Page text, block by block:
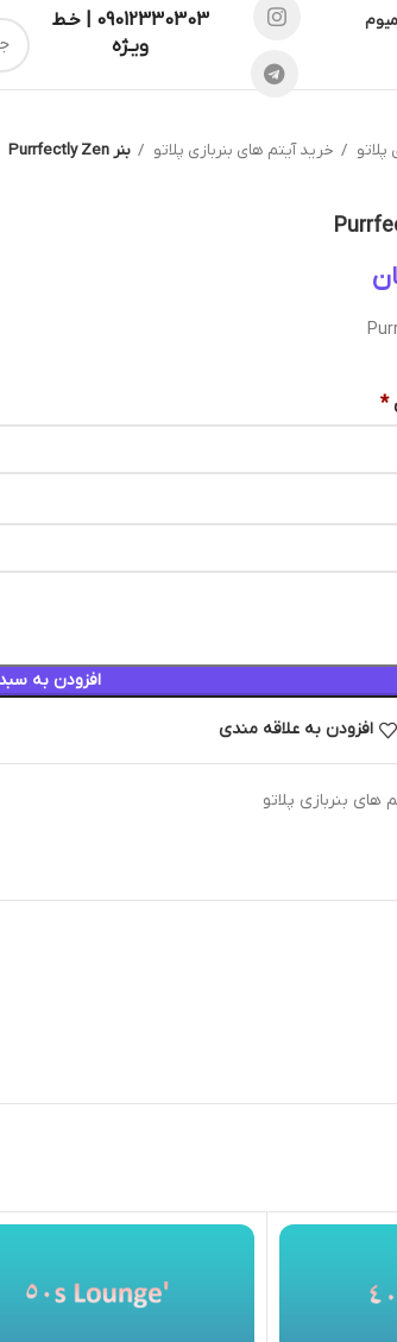
09012330303 | خـط
ویـژه
خرید آیتم های بنربازی پلاتو بنر Purrfectly Zen
*
افزودن به
افزودن به علاقه مندی
های بنربازی پلاتو